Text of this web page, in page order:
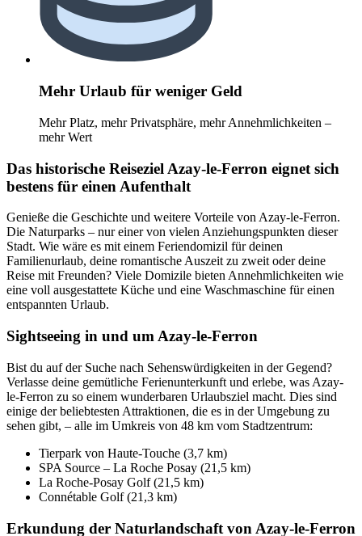
Mehr Urlaub für weniger Geld
Mehr Platz, mehr Privatsphäre, mehr Annehmlichkeiten –
mehr Wert
Das historische Reiseziel Azay-le-Ferron eignet sich
bestens für einen Aufenthalt
Genieße die Geschichte und weitere Vorteile von Azay-le-Ferron.
Die Naturparks – nur einer von vielen Anziehungspunkten dieser
Stadt. Wie wäre es mit einem Feriendomizil für deinen
Familienurlaub, deine romantische Auszeit zu zweit oder deine
Reise mit Freunden? Viele Domizile bieten Annehmlichkeiten wie
eine voll ausgestattete Küche und eine Waschmaschine für einen
entspannten Urlaub.
Sightseeing in und um Azay-le-Ferron
Bist du auf der Suche nach Sehenswürdigkeiten in der Gegend?
Verlasse deine gemütliche Ferienunterkunft und erlebe, was Azay-
le-Ferron zu so einem wunderbaren Urlaubsziel macht. Dies sind
einige der beliebtesten Attraktionen, die es in der Umgebung zu
sehen gibt, – alle im Umkreis von 48 km vom Stadtzentrum:
Tierpark von Haute-Touche (3,7 km)
SPA Source – La Roche Posay (21,5 km)
La Roche-Posay Golf (21,5 km)
Connétable Golf (21,3 km)
Erkundung der Naturlandschaft von Azay-le-Ferron